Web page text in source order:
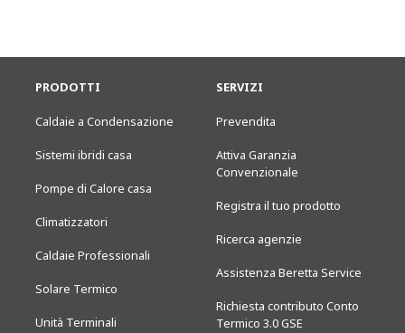
PRODOTTI
Caldaie a Condensazione
Sistemi ibridi casa
Pompe di Calore casa
Climatizzatori
Caldaie Professionali
Solare Termico
Unità Terminali
SERVIZI
Prevendita
Attiva Garanzia
Convenzionale
Registra il tuo prodotto
Ricerca agenzie
Assistenza Beretta Service
Richiesta contributo Conto
Termico 3.0 GSE